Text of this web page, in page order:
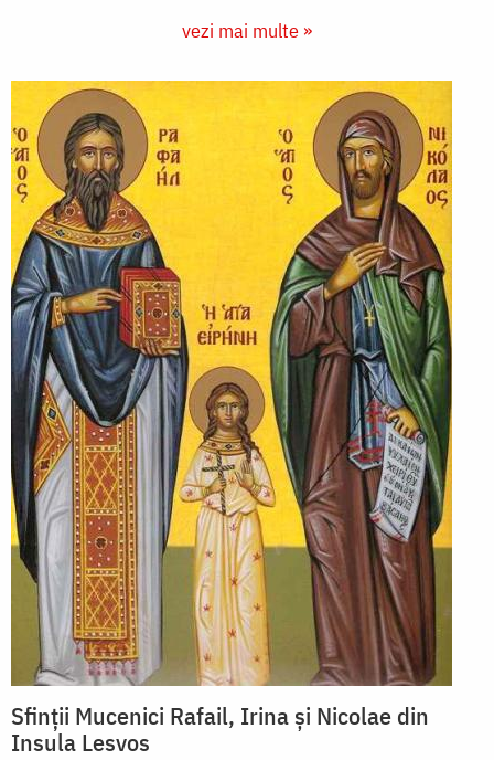
vezi mai multe »
Sfinții Mucenici Rafail, Irina și Nicolae din
Insula Lesvos